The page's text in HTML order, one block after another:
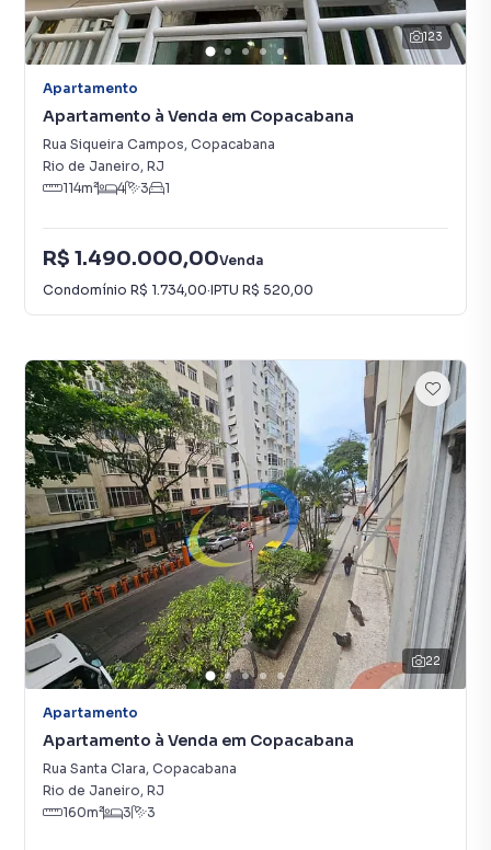
123
Apartamento
Apartamento à Venda em Copacabana
Rua Siqueira Campos, Copacabana
Rio de Janeiro, RJ
114m² 4 3 1
R$ 1.490.000,00Venda
Condomínio R$ 1.734,00·IPTU R$ 520,00
22
Apartamento
Apartamento à Venda em Copacabana
Rua Santa Clara, Copacabana
Rio de Janeiro, RJ
160m² 3 3